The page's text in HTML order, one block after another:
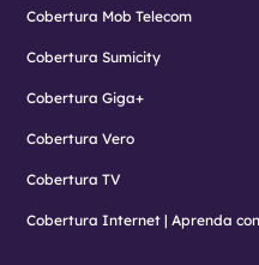
Cobertura Mob Telecom
Cobertura Sumicity
Cobertura Giga+
Cobertura Vero
Cobertura TV
Cobertura Internet | Aprenda